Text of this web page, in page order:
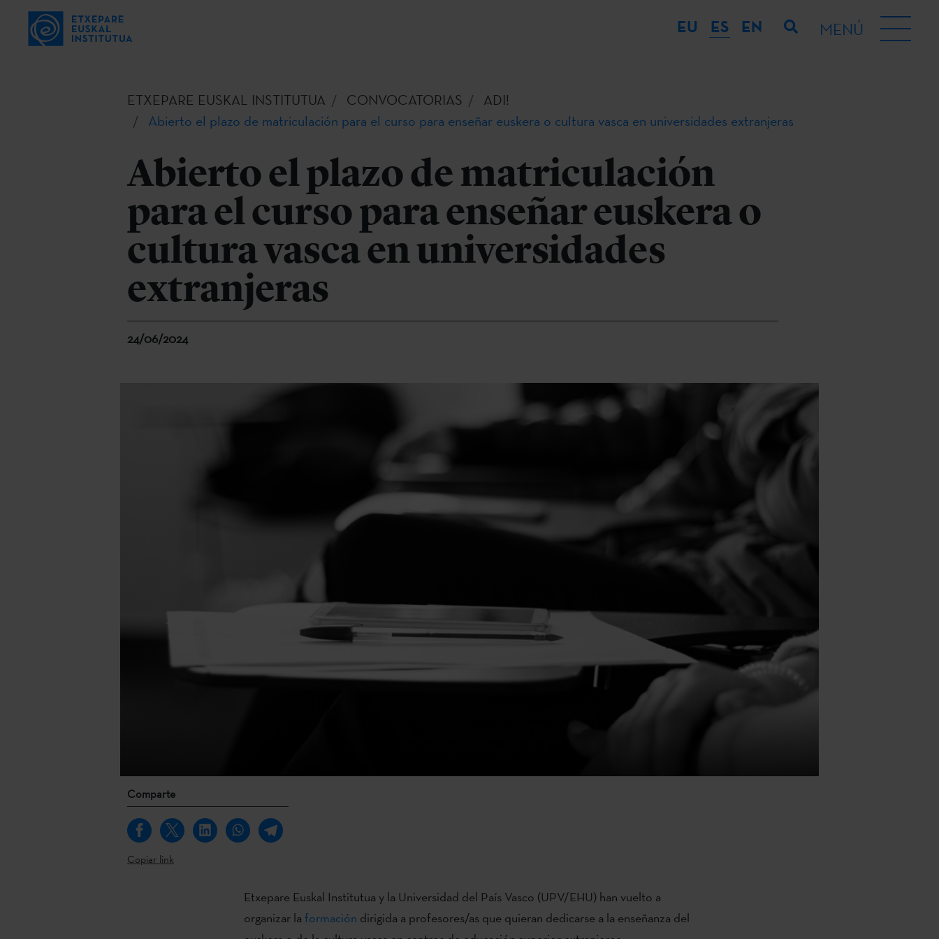
EU ES EN MENÚ
ETXEPARE EUSKAL INSTITUTUA CONVOCATORIAS
ADI!
Abierto el plazo de matriculación para el curso para enseñar euskera o cultura vasca en universidades extranjeras
Abierto el plazo de matriculación
para el curso para enseñar euskera o
cultura vasca en universidades
extranjeras
24/06/2024
Comparte
Copiar link
Etxepare Euskal Institutua y la Universidad del País Vasco (UPV/EHU) han vuelto a
organizar la formación dirigida a profesores/as que quieran dedicarse a la enseñanza del